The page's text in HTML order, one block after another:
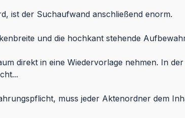
ist der Suchaufwand anschließend enorm.
und die hochkant stehende
direkt in eine Wiedervorlage nehmen. In
muss jeder Aktenordner dem